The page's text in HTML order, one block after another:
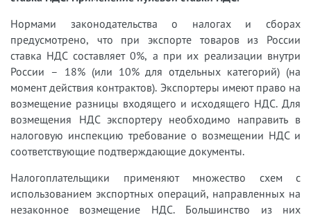
Нормами законодательства о налогах и сборах
предусмотрено, что при экспорте товаров из России
ставка НДС составляет 0%, а при их реализации внутри
России – 18% (или 10% для отдельных категорий) (на
момент действия контрактов). Экспортеры имеют право на
возмещение разницы входящего и исходящего НДС. Для
возмещения НДС экспортеру необходимо направить в
налоговую инспекцию требование о возмещении НДС и
соответствующие подтверждающие документы.
Налогоплательщики применяют множество схем с
использованием экспортных операций, направленных на
незаконное возмещение НДС. Большинство из них